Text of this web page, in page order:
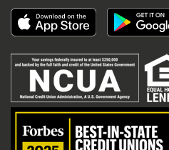
popup
message.
popup
message.
This
link
will
trigger
a
popup
message.